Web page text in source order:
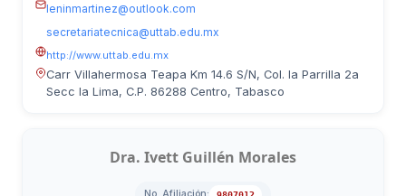
leninmartinez@outlook.com
secretariatecnica@uttab.edu.mx
http://www.uttab.edu.mx
Carr Villahermosa Teapa Km 14.6 S/N, Col. la Parrilla 2a
Secc la Lima, C.P. 86288 Centro, Tabasco
Dra. Ivett Guillén Morales